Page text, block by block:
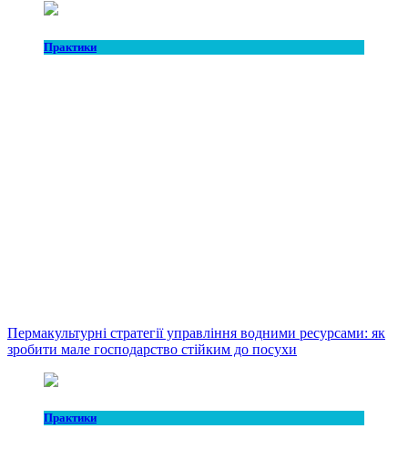
Практики
Пермакультурні стратегії управління водними ресурсами: як
зробити мале господарство стійким до посухи
Практики